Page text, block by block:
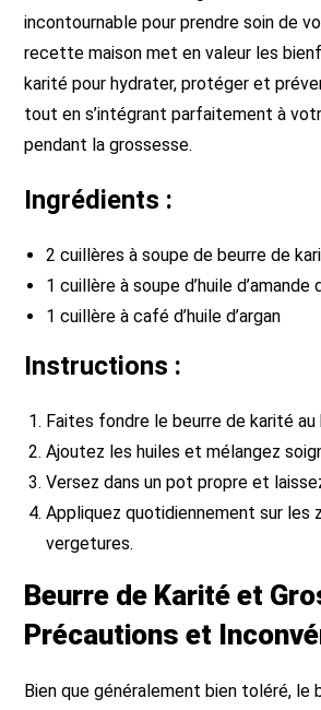
incontournable pour prendre soin de
recette maison met en valeur les
karité pour hydrater, protéger et
tout en s’intégrant parfaitement à
pendant la grossesse.
Ingrédients :
2 cuillères à soupe de beurre de
1 cuillère à soupe d’huile d’amande
1 cuillère à café d’huile d’argan
Instructions :
Faites fondre le beurre de karité au
Ajoutez les huiles et mélangez
Versez dans un pot propre et
Appliquez quotidiennement sur les
vergetures.
Beurre de Karité et
Précautions et
Bien que généralement bien toléré, le